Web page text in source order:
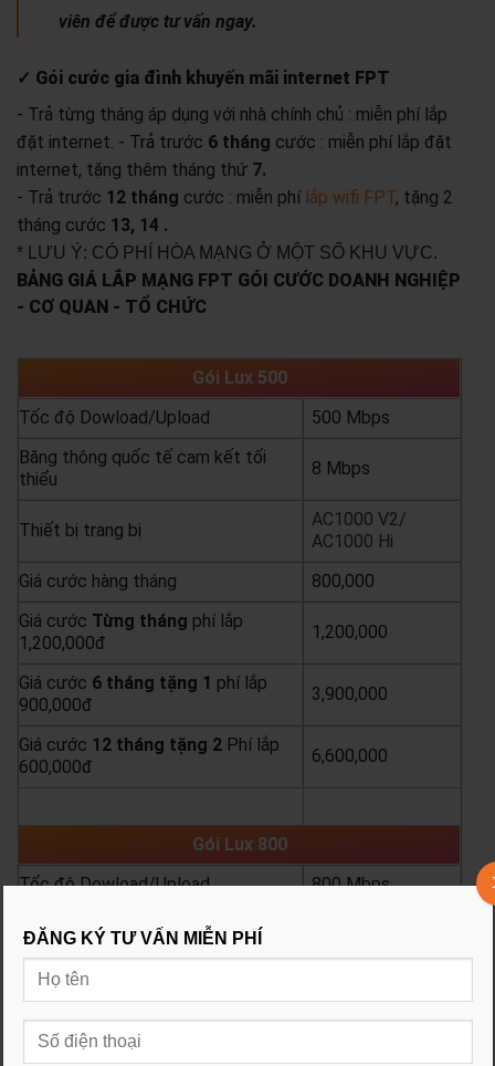
viên để được tư vấn ngay.
✓ Gói cước gia đình khuyến mãi internet FPT
- Trả từng tháng áp dụng với nhà chính chủ : miễn phí lắp
đặt internet. - Trả trước 6 tháng cước : miễn phí lắp đặt
internet, tặng thêm tháng thứ 7.
- Trả trước 12 tháng cước : miễn phí lắp wifi FPT, tặng 2
tháng cước 13, 14 .
* LƯU Ý: CÓ PHÍ HÒA MẠNG Ở MỘT SỐ KHU VỰC.
BẢNG GIÁ LẮP MẠNG FPT GÓI CƯỚC DOANH NGHIỆP
- CƠ QUAN - TỔ CHỨC
Gói Lux 500
Tốc độ Dowload/Upload
500 Mbps
Băng thông quốc tế cam kết tối
thiểu
8 Mbps
Thiết bị trang bị
AC1000 V2/
AC1000 Hi
Giá cước hàng tháng
800,000
Giá cước Từng tháng phí lắp
1,200,000đ
1,200,000
Giá cước 6 tháng tặng 1 phí lắp
900,000đ
3,900,000
Giá cước 12 tháng tặng 2 Phí lắp
600,000đ
6,600,000
Gói Lux 800
Tốc độ Dowload/Upload
800 Mbps
Băng thông quốc tế cam kết tối
thiểu
Thiết bị trang bị
AC1000 Hi
Giá cước hàng tháng
ĐĂNG KÝ TƯ VẤN MIỄN PHÍ